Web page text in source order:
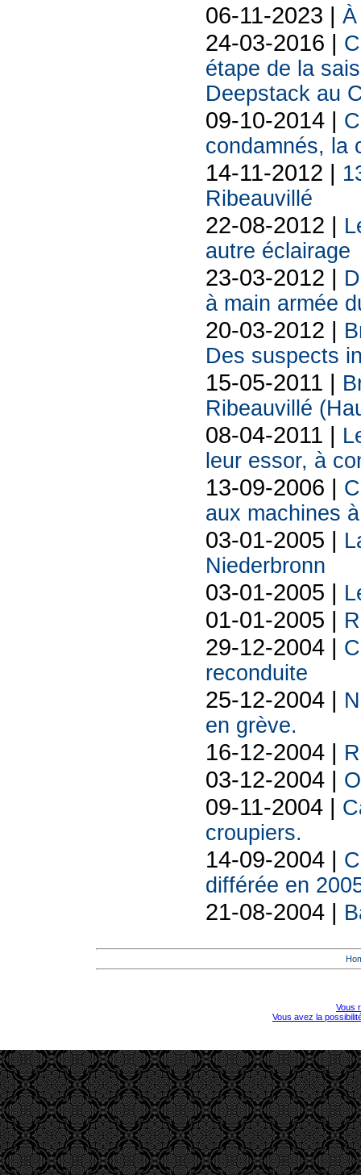
06-11-2023 |
24-03-2016 |
étape de la
Deepstack au
09-10-2014 |
condamnés, la
14-11-2012 |
Ribeauvillé
22-08-2012 |
autre éclairage
23-03-2012 |
à main armée
20-03-2012 |
Des suspects
15-05-2011 |
Ribeauvillé
08-04-2011 |
leur essor, à
13-09-2006 |
aux machines
03-01-2005 |
Niederbronn
03-01-2005 |
01-01-2005 |
29-12-2004 |
reconduite
25-12-2004 |
en grève.
16-12-2004 |
03-12-2004 |
09-11-2004 |
croupiers.
14-09-2004 |
différée en
21-08-2004 |
Vous
Vous avez la